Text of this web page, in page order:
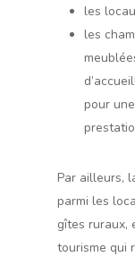
les
les
pour
Par ailleurs,
parmi les
gîtes ruraux,
tourisme qui